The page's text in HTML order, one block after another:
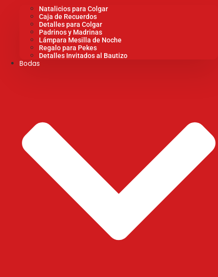
Natalicios para Colgar
Caja de Recuerdos
Detalles para Colgar
Padrinos y Madrinas
Lámpara Mesilla de Noche
Regalo para Pekes
Detalles Invitados al Bautizo
Bodas